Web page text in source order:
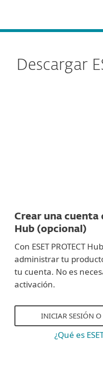
Descargar
Crear una cuenta
Hub (opcional)
Con ESET PROTECT
administrar tu
tu cuenta. No es
activación.
INICIAR SESIÓN O
¿Qué es